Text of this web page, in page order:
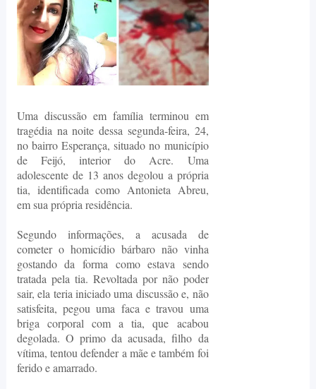
Uma discussão em família terminou em
tragédia na noite dessa segunda-feira, 24,
no bairro Esperança, situado no município
de Feijó, interior do Acre. Uma
adolescente de 13 anos degolou a própria
tia, identificada como Antonieta Abreu,
em sua própria residência.
Segundo informações, a acusada de
cometer o homicídio bárbaro não vinha
gostando da forma como estava sendo
tratada pela tia. Revoltada por não poder
sair, ela teria iniciado uma discussão e, não
satisfeita, pegou uma faca e travou uma
briga corporal com a tia, que acabou
degolada. O primo da acusada, filho da
vítima, tentou defender a mãe e também foi
ferido e amarrado.